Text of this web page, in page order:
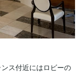
ス付近にはロビーの